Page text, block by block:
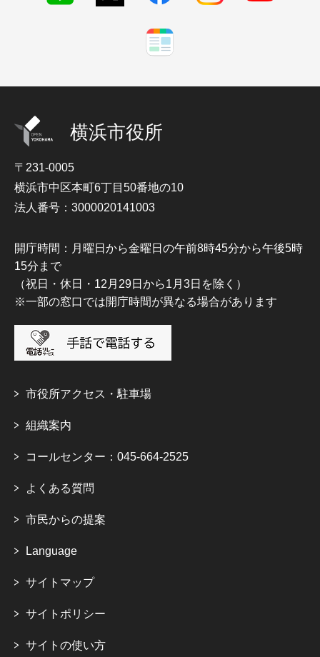
横浜市役所
〒231-0005
横浜市中区本町6丁目50番地の10
法人番号：3000020141003
開庁時間：月曜日から金曜日の午前8時45分から午後5時
15分まで
（祝日・休日・12月29日から1月3日を除く）
※一部の窓口では開庁時間が異なる場合があります
市役所アクセス・駐車場
組織案内
コールセンター：045-664-2525
よくある質問
市民からの提案
Language
サイトマップ
サイトポリシー
サイトの使い方